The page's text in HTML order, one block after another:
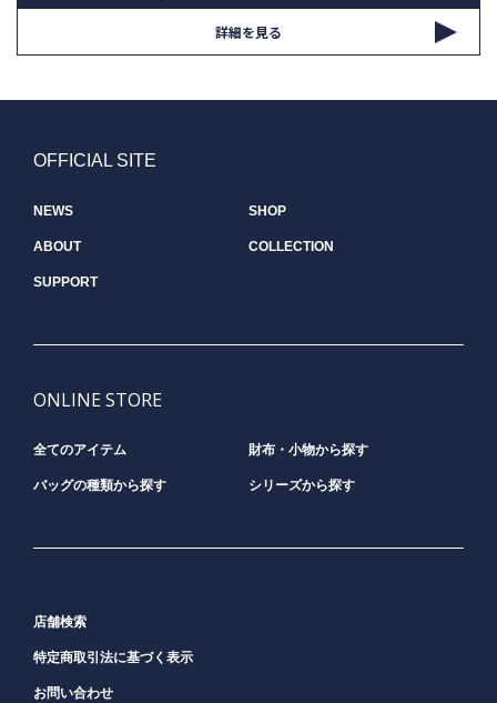
詳細を見る
OFFICIAL SITE
NEWS SHOP
ABOUT COLLECTION
SUPPORT
ONLINE STORE
全てのアイテム 財布・小物から探す
バッグの種類から探す シリーズから探す
店舗検索
特定商取引法に基づく表示
お問い合わせ